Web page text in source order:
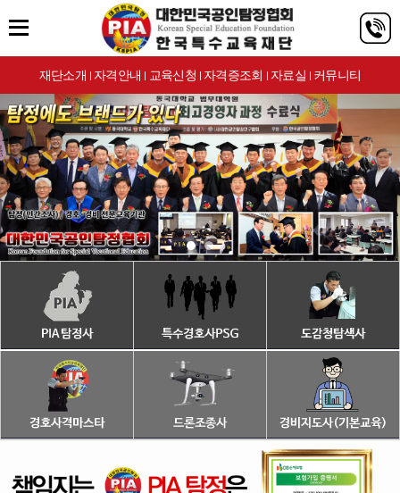
재단소개 | 자격안내 | 교육신청 | 자격증조회 | 자료실 | 커뮤니티